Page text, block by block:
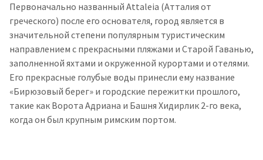
Первоначально названный Attaleia (Атталия от
греческого) после его основателя, город является в
значительной степени популярным туристическим
направлением с прекрасными пляжами и Старой Гаванью,
заполненной яхтами и окруженной курортами и отелями.
Его прекрасные голубые воды принесли ему название
«Бирюзовый берег» и городские пережитки прошлого,
такие как Ворота Адриана и Башня Хидирлик 2-го века,
когда он был крупным римским портом.